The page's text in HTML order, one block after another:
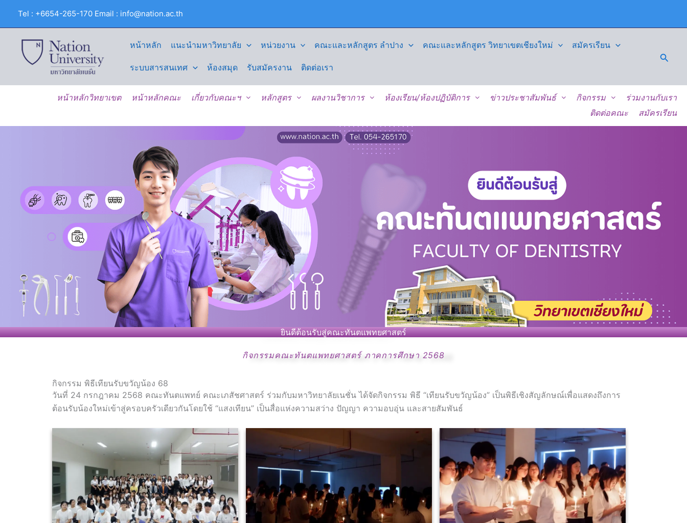
Tel : +6654-265-170 Email : info@nation.ac.th
หน้าหลัก แนะนำมหาวิทยาลัย หน่วยงาน คณะและหลักสูตร ลำปาง คณะและหลักสูตร วิทยาเขตเชียงใหม่ สมัครเรียน
ระบบสารสนเทศ ห้องสมุด รับสมัครงาน ติดต่อเรา
หน้าหลักวิทยาเขต หน้าหลักคณะ เกี่ยวกับคณะฯ หลักสูตร ผลงานวิชาการ ห้องเรียน/ห้องปฏิบัติการ ข่าวประชาสัมพันธ์ กิจกรรม
ร่วมงานกับเรา
ติดต่อคณะ
สมัครเรียน
ยินดีต้อนรับสู่คณะทันตแพทยศาสตร์
กิจกรรมคณะทันตแพทยศาสตร์ ภาคการศึกษา 2568
กิจกรรม พิธีเทียนรับขวัญน้อง 68
วันที่ 24 กรกฎาคม 2568 คณะทันตแพทย์ คณะเภสัชศาสตร์ ร่วมกับมหาวิทยาลัยเนชั่น ได้จัดกิจกรรม พิธี “เทียนรับขวัญน้อง” เป็นพิธีเชิงสัญลักษณ์เพื่อแสดงถึงการ
ต้อนรับน้องใหม่เข้าสู่ครอบครัวเดียวกันโดยใช้ “แสงเทียน” เป็นสื่อแห่งความสว่าง ปัญญา ความอบอุ่น และสายสัมพันธ์